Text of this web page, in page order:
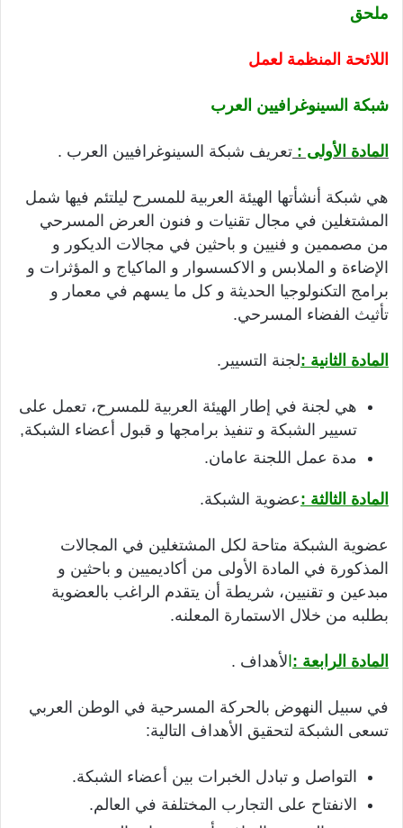
ملحق
اللائحة المنظمة لعمل
شبكة السينوغرافيين العرب
المادة الأولى : تعريف شبكة السينوغرافيين العرب .
هي شبكة أنشأتها الهيئة العربية للمسرح ليلتئم فيها شمل
المشتغلين في مجال تقنيات و فنون العرض المسرحي
من مصممين و فنيين و باحثين في مجالات الديكور و
الإضاءة و الملابس و الاكسسوار و الماكياج و المؤثرات و
برامج التكنولوجيا الحديثة و كل ما يسهم في معمار و
تأثيث الفضاء المسرحي.
المادة الثانية :لجنة التسيير.
هي لجنة في إطار الهيئة العربية للمسرح، تعمل على
تسيير الشبكة و تنفيذ برامجها و قبول أعضاء الشبكة,
مدة عمل اللجنة عامان.
المادة الثالثة :عضوية الشبكة.
عضوية الشبكة متاحة لكل المشتغلين في المجالات
المذكورة في المادة الأولى من أكاديميين و باحثين و
مبدعين و تقنيين، شريطة أن يتقدم الراغب بالعضوية
بطلبه من خلال الاستمارة المعلنه.
المادة الرابعة :الأهداف .
في سبيل النهوض بالحركة المسرحية في الوطن العربي
تسعى الشبكة لتحقيق الأهداف التالية:
التواصل و تبادل الخبرات بين أعضاء الشبكة.
الانفتاح على التجارب المختلفة في العالم.